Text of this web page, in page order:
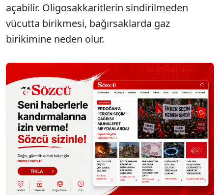
açabilir. Oligosakkaritlerin sindirilmeden
vücutta birikmesi, bağırsaklarda gaz
birikimine neden olur.